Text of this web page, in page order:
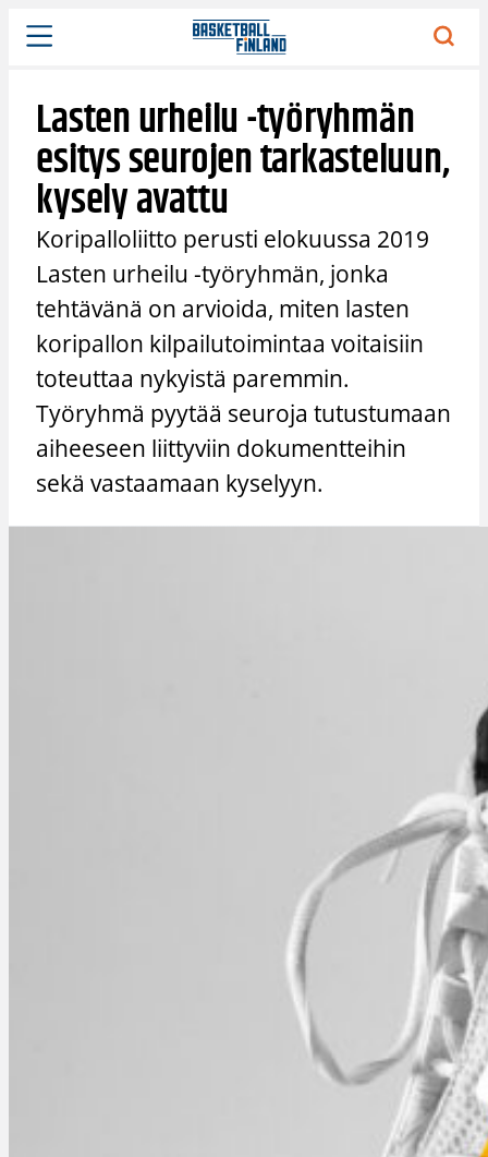
Siirry
sisältöön
Lasten urheilu -työryhmän
esitys seurojen tarkasteluun,
kysely avattu
Koripalloliitto perusti elokuussa 2019
Lasten urheilu -työryhmän, jonka
tehtävänä on arvioida, miten lasten
koripallon kilpailutoimintaa voitaisiin
toteuttaa nykyistä paremmin.
Työryhmä pyytää seuroja tutustumaan
aiheeseen liittyviin dokumentteihin
sekä vastaamaan kyselyyn.